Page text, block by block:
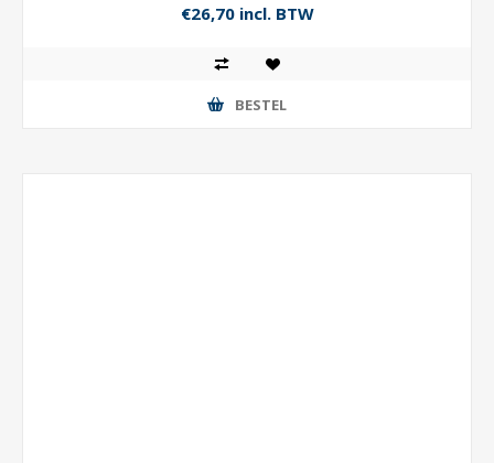
€26,70 incl. BTW
BESTEL